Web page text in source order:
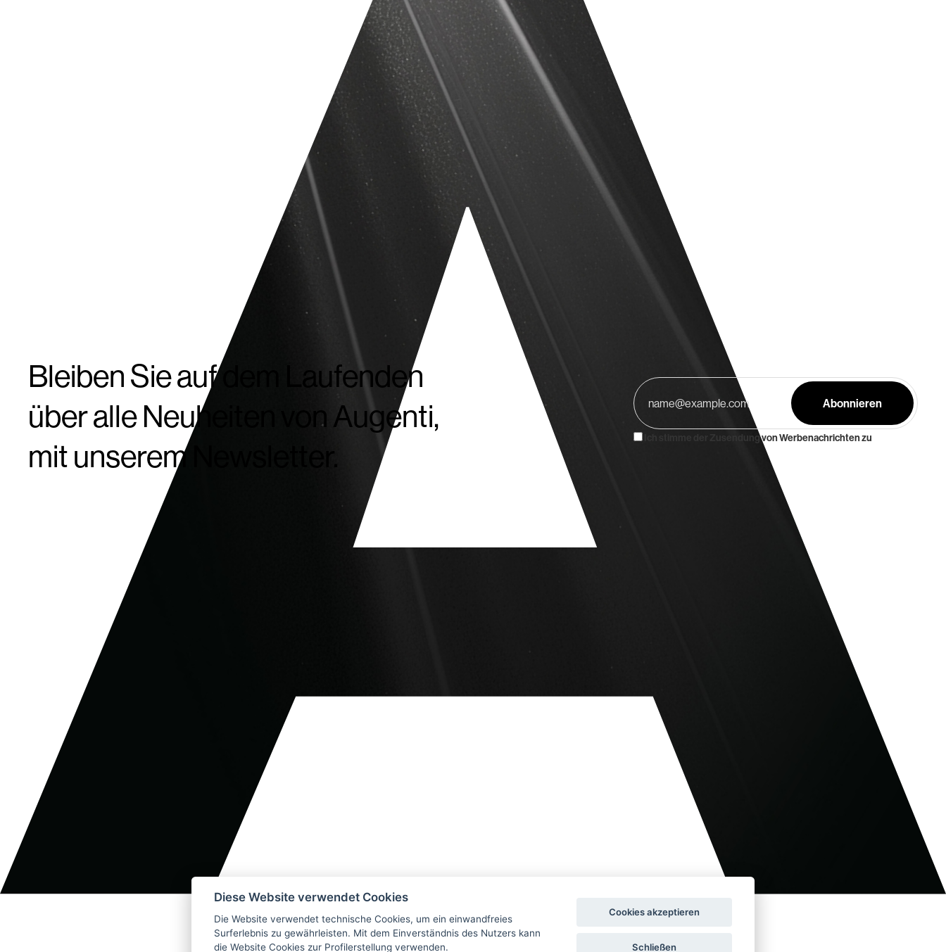
Bleiben Sie auf dem Laufenden
über alle Neuheiten von Augenti,
mit unserem Newsletter.
Ich stimme der Zusendung von Werbenachrichten zu
Diese Website verwendet Cookies
Die Website verwendet technische Cookies, um ein einwandfreies
Surferlebnis zu gewährleisten. Mit dem Einverständnis des Nutzers kann
die Website Cookies zur Profilerstellung verwenden.
Cookies akzeptieren
Schließen